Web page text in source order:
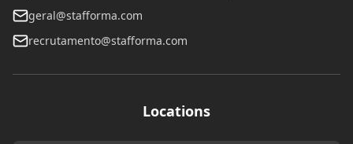
geral@stafforma.com
recrutamento@stafforma.com
Locations